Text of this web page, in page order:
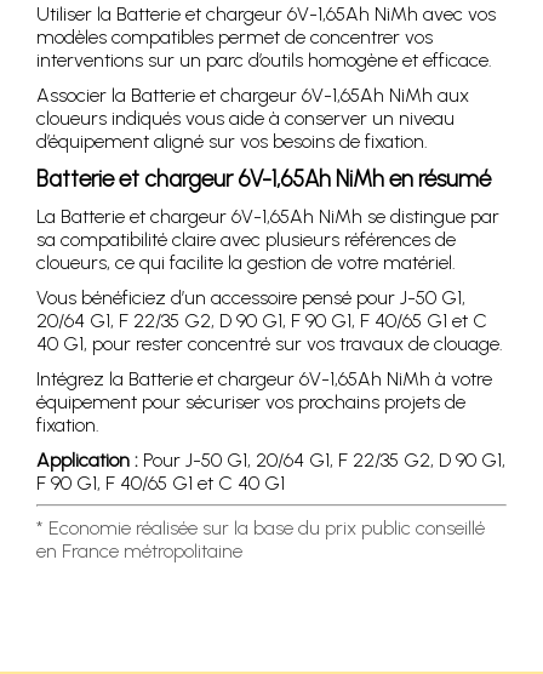
Utiliser la Batterie et chargeur 6V-1,65Ah NiMh avec vos
modèles compatibles permet de concentrer vos
interventions sur un parc d’outils homogène et efficace.
Associer la Batterie et chargeur 6V-1,65Ah NiMh aux
cloueurs indiqués vous aide à conserver un niveau
d’équipement aligné sur vos besoins de fixation.
Batterie et chargeur 6V-1,65Ah NiMh en résumé
La Batterie et chargeur 6V-1,65Ah NiMh se distingue par
sa compatibilité claire avec plusieurs références de
cloueurs, ce qui facilite la gestion de votre matériel.
Vous bénéficiez d’un accessoire pensé pour J-50 G1,
20/64 G1, F 22/35 G2, D 90 G1, F 90 G1, F 40/65 G1 et C
40 G1, pour rester concentré sur vos travaux de clouage.
Intégrez la Batterie et chargeur 6V-1,65Ah NiMh à votre
équipement pour sécuriser vos prochains projets de
fixation.
Application : Pour J-50 G1, 20/64 G1, F 22/35 G2, D 90 G1,
F 90 G1, F 40/65 G1 et C 40 G1
* Economie réalisée sur la base du prix public conseillé
en France métropolitaine